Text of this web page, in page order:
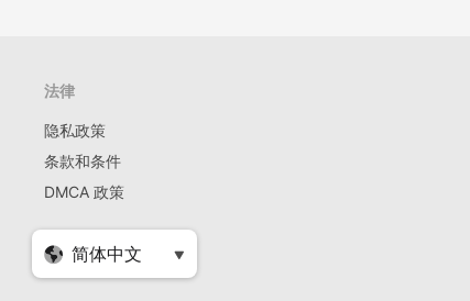
法律
隐私政策
条款和条件
DMCA 政策